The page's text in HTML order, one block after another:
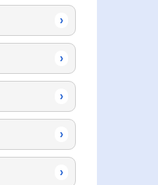
›
›
›
›
›